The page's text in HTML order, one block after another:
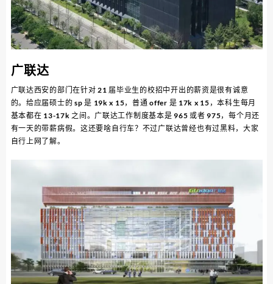
广联达
广联达西安的部门在针对 21 届毕业生的校招中开出的薪资是很有诚意
的。给应届硕士的 sp 是 19k x 15，普通 offer 是 17k x 15，本科生每月
基本都在 13-17k 之间。广联达工作制度基本是 965 或者 975，每个月还
有一天的带薪病假。这还要啥自行车？不过广联达曾经也有过黑料，大家
自行上网了解。